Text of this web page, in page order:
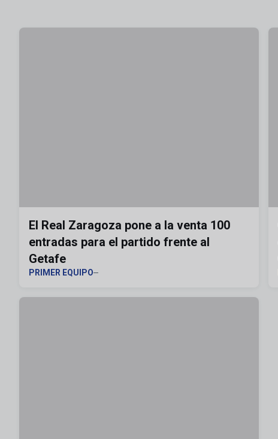
El Real Zaragoza pone a la venta 100
entradas para el partido frente al
Getafe
PRIMER EQUIPO